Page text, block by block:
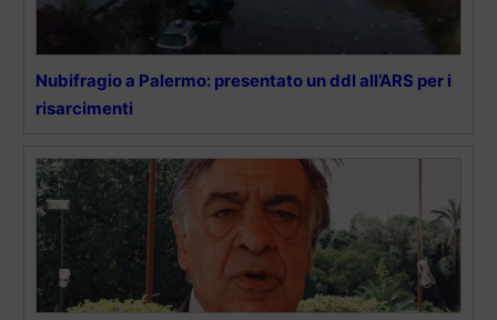
Nubifragio a Palermo: presentato un ddl all’ARS per i
risarcimenti